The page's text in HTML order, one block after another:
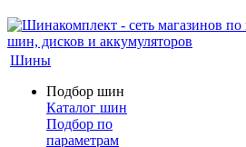
Шины
Подбор шин
Каталог шин
Подбор по
параметрам